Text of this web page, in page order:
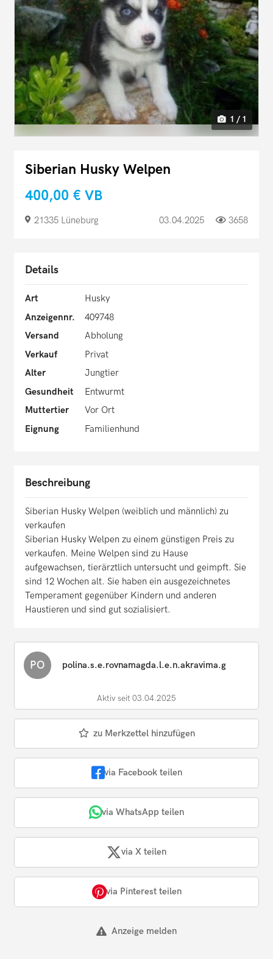
1 / 1
Siberian Husky Welpen
400,00 € VB
21335 Lüneburg 03.04.2025 3658
Details
Art
Husky
Anzeigennr.
409748
Versand
Abholung
Verkauf
Privat
Alter
Jungtier
Gesundheit
Entwurmt
Muttertier
Vor Ort
Eignung
Familienhund
Beschreibung
Siberian Husky Welpen (weiblich und männlich) zu
verkaufen
Siberian Husky Welpen zu einem günstigen Preis zu
verkaufen. Meine Welpen sind zu Hause
aufgewachsen, tierärztlich untersucht und geimpft. Sie
sind 12 Wochen alt. Sie haben ein ausgezeichnetes
Temperament gegenüber Kindern und anderen
Haustieren und sind gut sozialisiert.
PO polina.s.e.rovnamagda.l.e.n.akravima.g
Aktiv seit 03.04.2025
zu Merkzettel hinzufügen
via Facebook teilen
via WhatsApp teilen
via X teilen
via Pinterest teilen
Anzeige melden